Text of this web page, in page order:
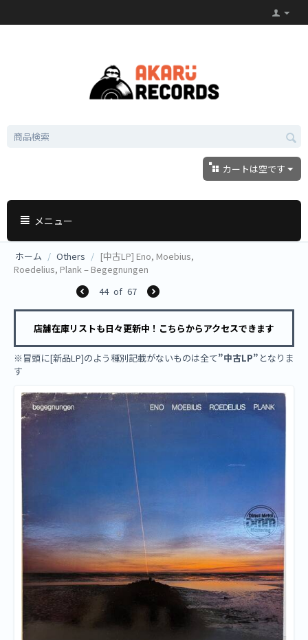
カートは空です
メニュー
ホーム / Others / [中古LP] Eno, Moebius,
Roedelius, Plank – Begegnungen
44 of 67
店舗在庫リストも日々更新中！こちらからアクセスできます
※冒頭に[新品LP]のよう種別記載がないものは全て”中古LP” となりま
す